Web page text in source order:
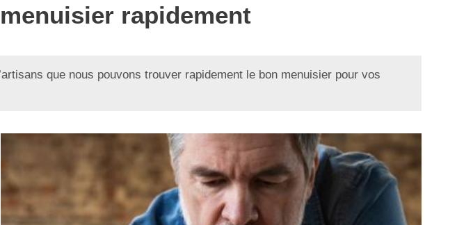
rapidement
que nous pouvons trouver rapidement le bon menuisier pour vos